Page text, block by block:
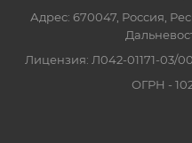
Адрес: 670047, Россия,
Лицензия: Л042-01171-03/
ОГРН -